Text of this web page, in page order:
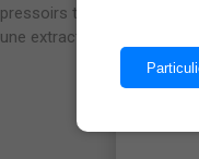
pressoirs traditionnels en
une extraction ultérieure.